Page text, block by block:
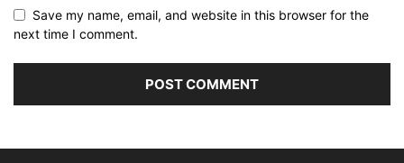
Save my name, email, and website in this browser for the
next time I comment.